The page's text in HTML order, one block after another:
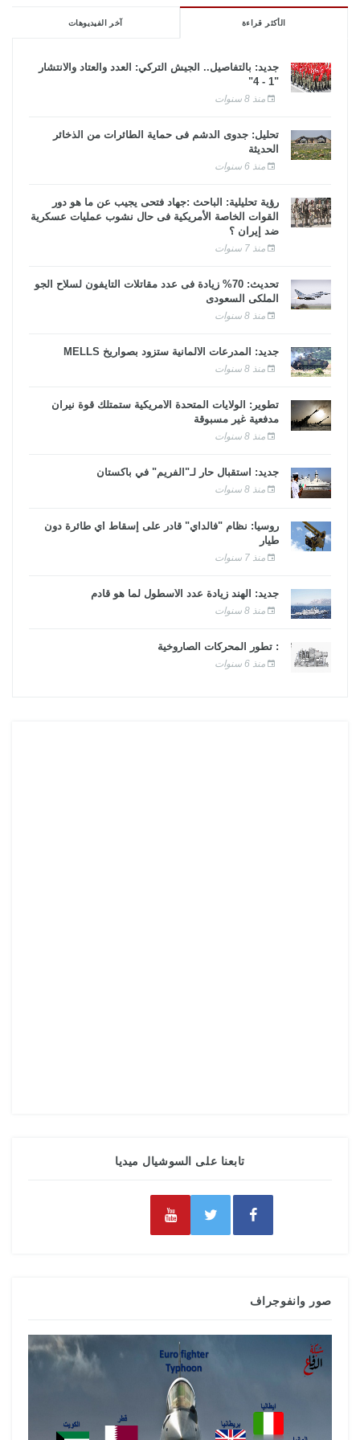
الأكثر قراءة آخر الفيديوهات
جديد: بالتفاصيل.. الجيش التركي: العدد والعتاد والانتشار
"1 - 4"
منذ 8 سنوات
تحليل: جدوى الدشم فى حماية الطائرات من الذخائر
الحديثة
منذ 6 سنوات
رؤية تحليلية: الباحث :جهاد فتحى يجيب عن ما هو دور
القوات الخاصة الأمريكية فى حال نشوب عمليات عسكرية
ضد إيران ؟
منذ 7 سنوات
تحديث: 70% زيادة فى عدد مقاتلات التايفون لسلاح الجو
الملكى السعودى
منذ 8 سنوات
جديد: المدرعات الألمانية ستزود بصواريخ MELLS
منذ 8 سنوات
تطوير: الولايات المتحدة الأمريكية ستمتلك قوة نيران
مدفعية غير مسبوقة
منذ 8 سنوات
جديد: استقبال حار لـ"الفريم" في باكستان
منذ 8 سنوات
روسيا: نظام "فالداي" قادر على إسقاط أي طائرة دون
طيار
منذ 7 سنوات
جديد: الهند زيادة عدد الأسطول لما هو قادم
منذ 8 سنوات
: تطور المحركات الصاروخية
منذ 6 سنوات
تابعنا على السوشيال ميديا
صور وانفوجراف